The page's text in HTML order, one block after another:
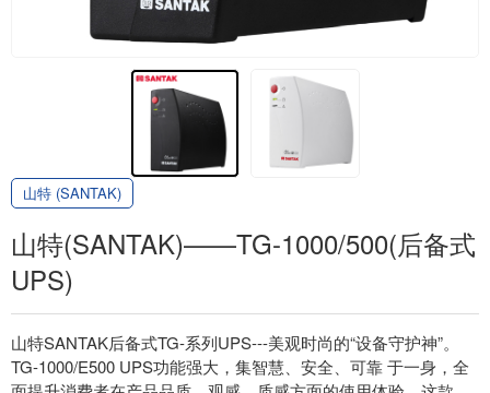
山特 (SANTAK)
山特(SANTAK)——TG-1000/500(后备式
UPS)
山特SANTAK后备式TG-系列UPS---美观时尚的“设备守护神”。
TG-1000/E500 UPS功能强大，集智慧、安全、可靠 于一身，全